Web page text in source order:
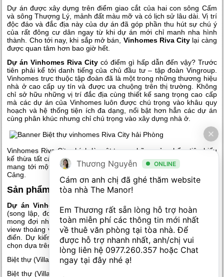
Dự án được xây dựng trên điểm giao cắt của hai con sông Cấm
và sông Thượng Lý, mảnh đất màu mỡ và có lịch sử lâu dài. Vị trí
độc đáo và đắc địa này của dự án đã góp phần thu hút sự chú ý
của rất đông cư dân ngay từ khi dự án mới chỉ manh nha hình
thành. Cho tới nay, khi sắp mở bán, Vinhomes Riva City lại càng
được quan tâm hơn bao giờ hết.
Dự án Vinhomes Riva City có điểm gì hấp dẫn đến vậy? Trước
tiên phải kể tới danh tiếng của chủ đầu tư – tập đoàn Vingroup.
Vinhomes trực thuộc tập đoàn đã là một trong những thương hiệu
nhà ở cao cấp uy tín và được ưa chuộng trên thị trường. Không
chỉ sở hữu những vị trí đắc địa cùng thiết kế sang trọng cao cấp
mà các dự án của Vinhomes luôn được chú trọng vào khâu quy
hoạch và hệ thống tiện ích đa dạng, nổi bật hơn hẳn các dự án
cùng phân khúc nhưng chỉ chú trọng vào xây dựng nhà ở.
Vinhomes Riva City chính là một trong những sản phẩm tiêu biểu
kế thừa tất cả những ưu điểm của các dự án Vinhomes trước đó,
mang tới một không gian sống đẳng cấp bậc nhất tại thành phố
Cảng.
Sản phẩm biệt thự Vinhomes Riva City
Dự án Vinhomes Riva City
bao gồm các sản phẩm Biệt thự
(song lập, đơn lập), liền kề và Shophouse. Các sản phẩm được
mong đợi nhất chính là các căn biệt thự ven sông, sở hữu tầm
view thoáng và thiết kế sang trọng mang đậm phong cách tân cổ
điển. Dự kiến, các diện tích biệt thự sẽ khá đa dạng, nhiều lựa
chọn dựa trên nhu cầu và ngân sách của khách hàng.
Biệt thự (Villas) Đơn lập gồm 2 loại: 250 & 400m2 (dự kiến)
Biệt thự (Villas) Song lập gồm các loại 120 – 160 – 200 – 240m2
Thương Nguyễn ONLINE
Cám ơn anh chị đã ghé thăm website
tòa nhà The Manor!
Em Thương rất sẵn lòng hỗ trợ hoàn
toàn miễn phí các thông tin mới nhất
về thuê văn phòng tại tòa nhà. Để
được hỗ trợ nhanh nhất, anh/chị vui
lòng liên hệ 0977.260.357 hoặc Chat
ngay tại đây nhé ạ!